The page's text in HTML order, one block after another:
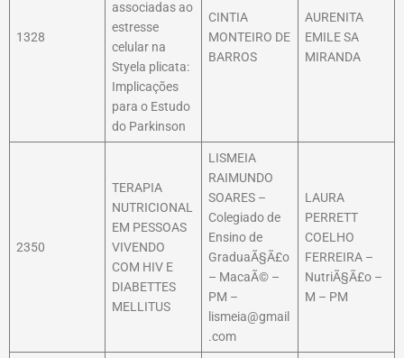
1328
associadas ao
estresse
celular na
Styela plicata:
Implicações
para o Estudo
do Parkinson
CINTIA
MONTEIRO DE
BARROS
AURENITA
EMILE SA
MIRANDA
2350
TERAPIA
NUTRICIONAL
EM PESSOAS
VIVENDO
COM HIV E
DIABETTES
MELLITUS
LISMEIA
RAIMUNDO
SOARES –
Colegiado de
Ensino de
GraduaÃ§Ã£o
– MacaÃ© –
PM –
lismeia@gmail
.com
LAURA
PERRETT
COELHO
FERREIRA –
NutriÃ§Ã£o –
M – PM